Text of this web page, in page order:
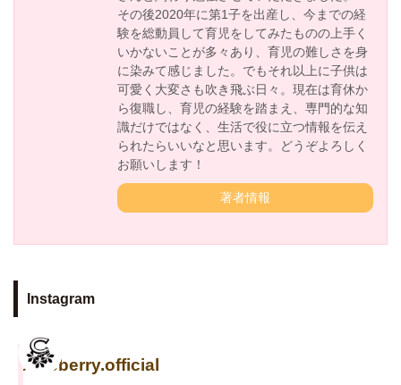
その後2020年に第1子を出産し、今までの経
験を総動員して育児をしてみたものの上手く
いかないことが多々あり、育児の難しさを身
に染みて感じました。でもそれ以上に子供は
可愛く大変さも吹き飛ぶ日々。現在は育休か
ら復職し、育児の経験を踏まえ、専門的な知
識だけではなく、生活で役に立つ情報を伝え
られたらいいなと思います。どうぞよろしく
お願いします！
著者情報
Instagram
cuseberry.official